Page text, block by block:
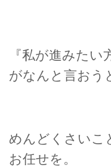
『私が進みた
がなんと言おう
めんどくさいこ
お任せを。